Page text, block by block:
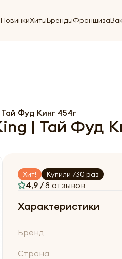
НовинкиХитыБрендыФраншиза
Фуд Кинг 454г
| Тай Фуд
Хит! Купили 730 раз
4,9 /8 отзывов
Характеристики
Бренд
Страна